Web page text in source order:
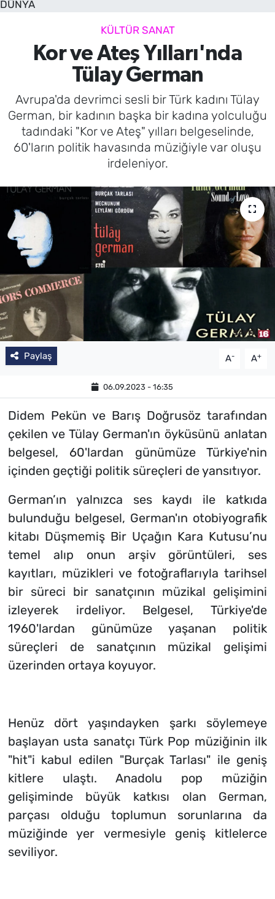
DÜNYA
KÜLTÜR SANAT
Kor ve Ateş Yılları'nda
Tülay German
Avrupa'da devrimci sesli bir Türk kadını Tülay
German, bir kadının başka bir kadına yolculuğu
tadındaki "Kor ve Ateş" yılları belgeselinde,
60'ların politik havasında müziğiyle var oluşu
irdeleniyor.
Paylaş A- A+
06.09.2023 - 16:35
Didem Pekün ve Barış Doğrusöz tarafından
çekilen ve Tülay German'ın öyküsünü anlatan
belgesel, 60'lardan günümüze Türkiye'nin
içinden geçtiği politik süreçleri de yansıtıyor.
German’ın yalnızca ses kaydı ile katkıda
bulunduğu belgesel, German'ın otobiyografik
kitabı Düşmemiş Bir Uçağın Kara Kutusu’nu
temel alıp onun arşiv görüntüleri, ses
kayıtları, müzikleri ve fotoğraflarıyla tarihsel
bir süreci bir sanatçının müzikal gelişimini
izleyerek irdeliyor. Belgesel, Türkiye'de
1960'lardan günümüze yaşanan politik
süreçleri de sanatçının müzikal gelişimi
üzerinden ortaya koyuyor.
Henüz dört yaşındayken şarkı söylemeye
başlayan usta sanatçı Türk Pop müziğinin ilk
"hit"i kabul edilen "Burçak Tarlası" ile geniş
kitlere ulaştı. Anadolu pop müziğin
gelişiminde büyük katkısı olan German,
parçası olduğu toplumun sorunlarına da
müziğinde yer vermesiyle geniş kitlelerce
seviliyor.